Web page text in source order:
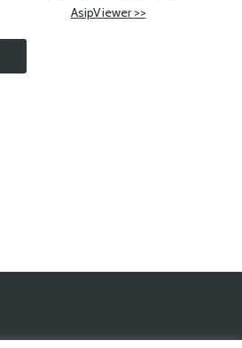
AsipViewer>>